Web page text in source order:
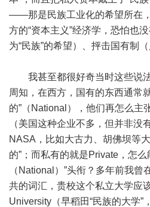
——那是民族工业化的希望所在
方的“资本主义”经济学，恐怕也
为“民族”的希望）、抨击国有制（
我甚至都很好奇当时这些说
周知，在西方，国有的东西通常
的”（National），他们再怎么主
（美国这种企业不多，但并非没
NASA，比如大古力、胡佛坝等
的”；而私有的就是Private，怎么
（National）”头衔？多年前我
共的词汇，贵校这个私立大学应
University（早稻田“民族的大学”